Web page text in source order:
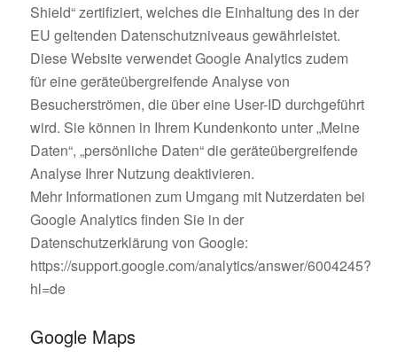
Shield“ zertifiziert, welches die Einhaltung des in der
EU geltenden Datenschutzniveaus gewährleistet.
Diese Website verwendet Google Analytics zudem
für eine geräteübergreifende Analyse von
Besucherströmen, die über eine User-ID durchgeführt
wird. Sie können in Ihrem Kundenkonto unter „Meine
Daten“, „persönliche Daten“ die geräteübergreifende
Analyse Ihrer Nutzung deaktivieren.
Mehr Informationen zum Umgang mit Nutzerdaten bei
Google Analytics finden Sie in der
Datenschutzerklärung von Google:
https://support.google.com/analytics/answer/6004245?
hl=de
Google Maps